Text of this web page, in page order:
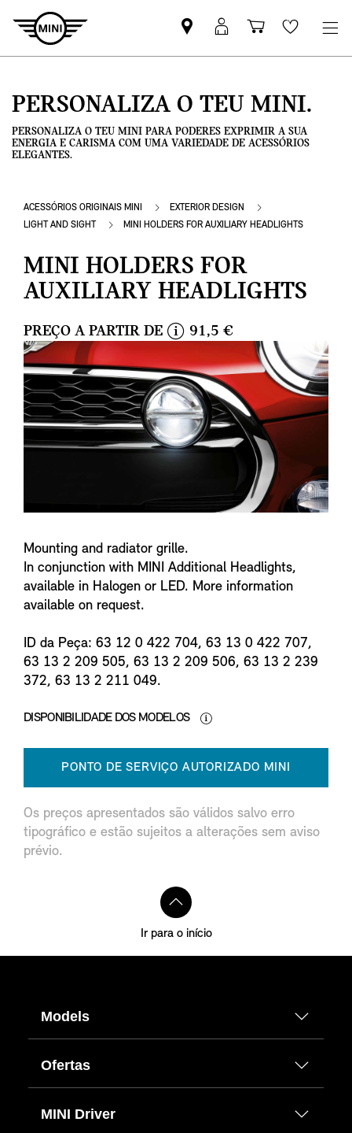
Pesquisar
parceiro
Iniciar
sessão
Carrinho
de
Wishlist
PERSONALIZA O TEU MINI.
PERSONALIZA O TEU MINI PARA PODERES EXPRIMIR A SUA
ENERGIA E CARISMA COM UMA VARIEDADE DE ACESSÓRIOS
ELEGANTES.
ACESSÓRIOS ORIGINAIS MINI
EXTERIOR DESIGN
LIGHT AND SIGHT
MINI HOLDERS FOR AUXILIARY HEADLIGHTS
MINI HOLDERS FOR
AUXILIARY HEADLIGHTS
PREÇO A PARTIR DE
i
n
f
o
91,5 €
Mounting and radiator grille.
In conjunction with MINI Additional Headlights,
available in Halogen or LED. More information
available on request.
ID da Peça: 63 12 0 422 704, 63 13 0 422 707,
63 13 2 209 505, 63 13 2 209 506, 63 13 2 239
372, 63 13 2 211 049.
DISPONIBILIDADE DOS MODELOS
PONTO DE SERVIÇO AUTORIZADO MINI
Os preços apresentados são válidos salvo erro
tipográfico e estão sujeitos a alterações sem aviso
prévio.
Ir para o início
Models
Ofertas
MINI Driver